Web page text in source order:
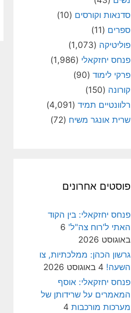
סדנאות וקורסים (10)
ספרים (11)
פוליטיקה (1,073)
פנחס יחזקאלי (1,986)
פרקי לימוד (90)
קורונה (150)
רלוונטיים תמיד (4,091)
שרית אונגר משיח (72)
פוסטים אחרונים
פנחס יחזקאלי: בין הקוד
האתי ל'רוח צה"ל' 6
באוגוסט 2026
גרשון הכהן: ממלכתיות, צו
השעה! 4 באוגוסט 2026
פנחס יחזקאלי: אוסף
המאמרים על שרידותן של
מערכות מורכבות 4